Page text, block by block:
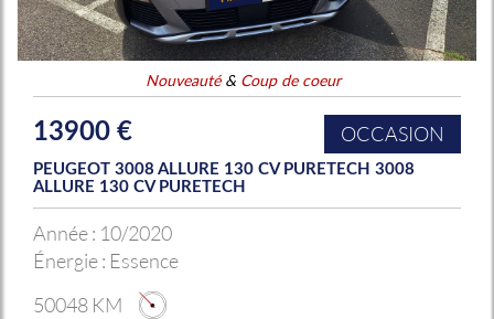
Nouveauté& Coup de coeur
13900 € OCCASION
PEUGEOT 3008 ALLURE 130 CV PURETECH 3008
ALLURE 130 CV PURETECH
Année : 10/2020
Énergie : Essence
50048 KM